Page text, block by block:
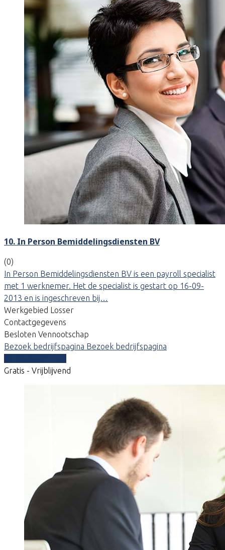
10. In Person Bemiddelingsdiensten BV
(0)
In Person Bemiddelingsdiensten BV is een payroll specialist
met 1 werknemer. Het de specialist is gestart op 16-09-
2013 en is ingeschreven bij…
Werkgebied Losser
Contactgegevens
Besloten Vennootschap
Bezoek bedrijfspagina Bezoek bedrijfspagina
Gratis - Vrijblijvend